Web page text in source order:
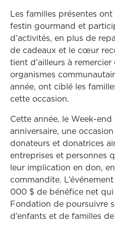
Les familles présentes
festin gourmand et
d’activités, en plus de
de cadeaux et le cœur
tient d’ailleurs à
organismes
année, ont ciblé les
cette occasion.
Cette année, le Week-
anniversaire, une
donateurs et donatrices
entreprises et personnes
leur implication en don,
commandite.
000 $ de bénéfice net
Fondation de poursuivre
d’enfants et de familles